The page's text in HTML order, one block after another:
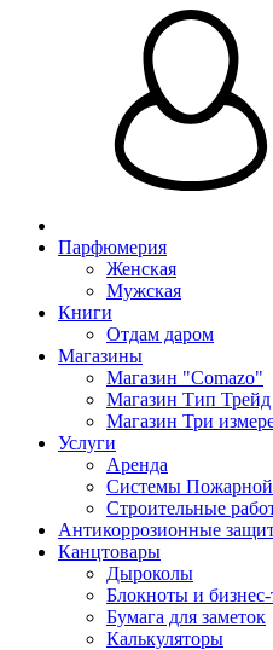
Парфюмерия
Женская
Мужская
Книги
Отдам даром
Магазины
Магазин "Comazo"
Магазин Тип Трейд
Магазин Три
Услуги
Аренда
Системы Пожарной
Строительные
Антикоррозионные
Канцтовары
Дыроколы
Блокноты и бизнес-
Бумага для заметок
Калькуляторы